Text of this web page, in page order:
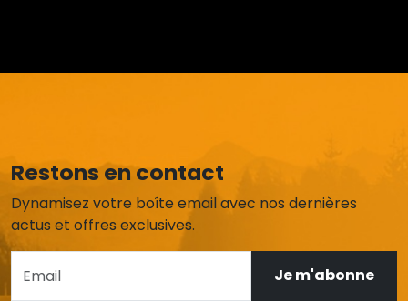
Restons en contact
Dynamisez votre boîte email avec nos dernières
actus et offres exclusives.
Je m'abonne